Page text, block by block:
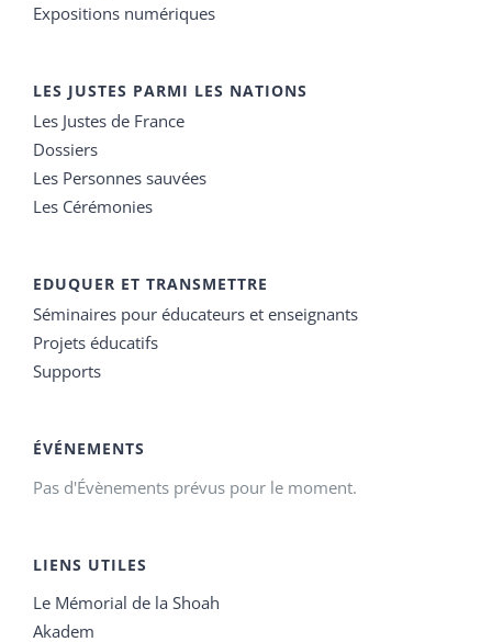
Expositions numériques
LES JUSTES PARMI LES NATIONS
Les Justes de France
Dossiers
Les Personnes sauvées
Les Cérémonies
EDUQUER ET TRANSMETTRE
Séminaires pour éducateurs et enseignants
Projets éducatifs
Supports
ÉVÉNEMENTS
Pas d'Évènements prévus pour le moment.
LIENS UTILES
Le Mémorial de la Shoah
Akadem